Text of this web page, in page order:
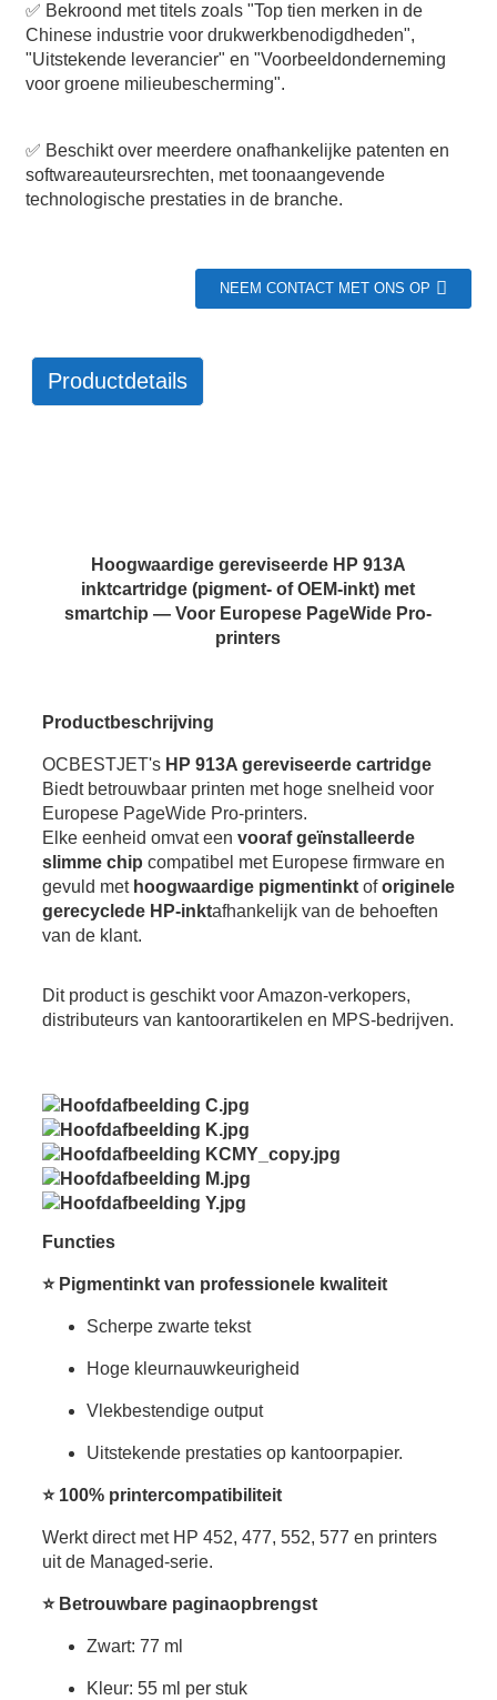
✅ Bekroond met titels zoals "Top tien merken in de
Chinese industrie voor drukwerkbenodigdheden",
"Uitstekende leverancier" en "Voorbeeldonderneming
voor groene milieubescherming".
✅ Beschikt over meerdere onafhankelijke patenten en
softwareauteursrechten, met toonaangevende
technologische prestaties in de branche.
NEEM CONTACT MET ONS OP
Productdetails
Hoogwaardige gereviseerde HP 913A
inktcartridge (pigment- of OEM-inkt) met
smartchip — Voor Europese PageWide Pro-
printers
Productbeschrijving
OCBESTJET's HP 913A gereviseerde cartridge
Biedt betrouwbaar printen met hoge snelheid voor
Europese PageWide Pro-printers.
Elke eenheid omvat een vooraf geïnstalleerde
slimme chip compatibel met Europese firmware en
gevuld met hoogwaardige pigmentinktoforiginele
gerecyclede HP-inktafhankelijk van de behoeften
van de klant.
Dit product is geschikt voor Amazon-verkopers,
distributeurs van kantoorartikelen en MPS-bedrijven.
Functies
⭐ Pigmentinkt van professionele kwaliteit
Scherpe zwarte tekst
Hoge kleurnauwkeurigheid
Vlekbestendige output
Uitstekende prestaties op kantoorpapier.
⭐ 100% printercompatibiliteit
Werkt direct met HP 452, 477, 552, 577 en printers
uit de Managed-serie.
⭐ Betrouwbare paginaopbrengst
Zwart: 77 ml
Kleur: 55 ml per stuk